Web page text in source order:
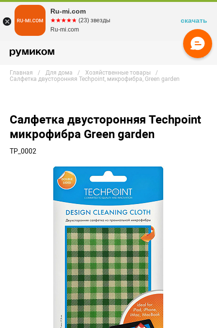
Главная Для дома
Хозяйственные товары
Салфетка двусторонняя Techpoint, микрофибра, Green garden
Салфетка двусторонняя Techpoint
микрофибра Green garden
TP_0002
Ru-mi.com
☆☆☆☆☆
★★★★★ (23) звезды
Ru-mi.com
скачать